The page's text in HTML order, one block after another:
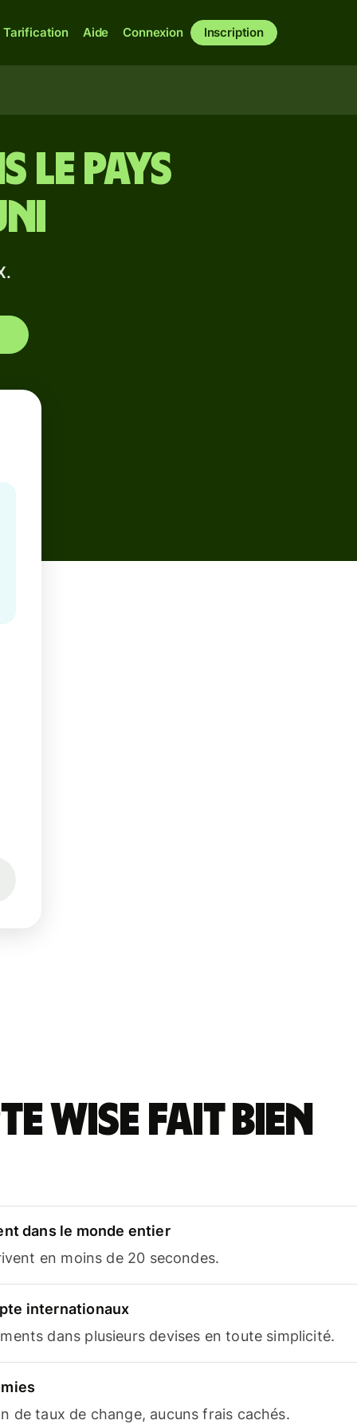
Tarification Aide Connexion Inscription
le pays
Wise fait bien
dans le monde entier
en moins de 20 secondes.
internationaux
dans plusieurs devises en toute simplicité.
de taux de change, aucuns frais cachés.